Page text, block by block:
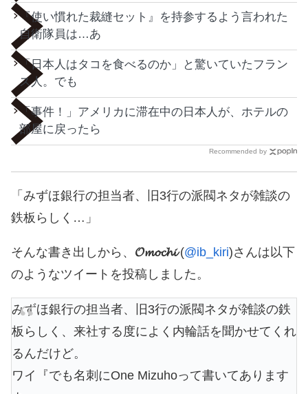
『使い慣れた裁縫セット』を持参するよう言われた
自衛隊員は…あ
「日本人はタコを食べるのか」と驚いていたフラン
ス人。でも
「事件！」アメリカに滞在中の日本人が、ホテルの
部屋に戻ったら
Recommended by
「みずほ銀行の担当者、旧3行の派閥ネタが雑談の
鉄板らしく…」
そんな書き出しから、 𝓞𝓶𝓸𝓬𝓱𝓲(@ib_kiri)さんは以下
のようなツイートを投稿しました。
みずほ銀行の担当者、旧3行の派閥ネタが雑談の鉄
板らしく、来社する度によく内輪話を聞かせてくれ
るんだけど。
ワイ『でも名刺にOne Mizuhoって書いてあります